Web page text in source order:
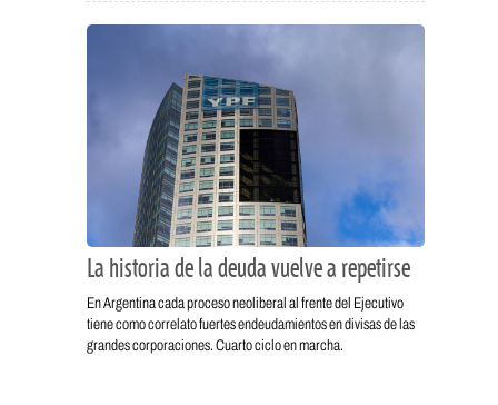
La historia de la deuda vuelve a repetirse
En Argentina cada proceso neoliberal al frente del Ejecutivo
tiene como correlato fuertes endeudamientos en divisas de las
grandes corporaciones. Cuarto ciclo en marcha.